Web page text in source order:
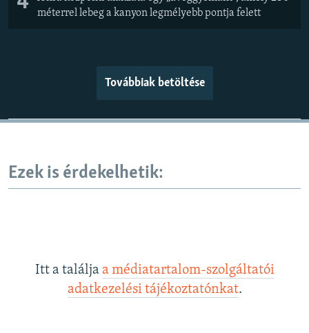
méterrel lebeg a kanyon legmélyebb pontja felett
Továbbiak betöltése
Ezek is érdekelhetik:
Itt a találja a médiatartalom-szolgáltatói
adatkezelési tájékoztatónkat.